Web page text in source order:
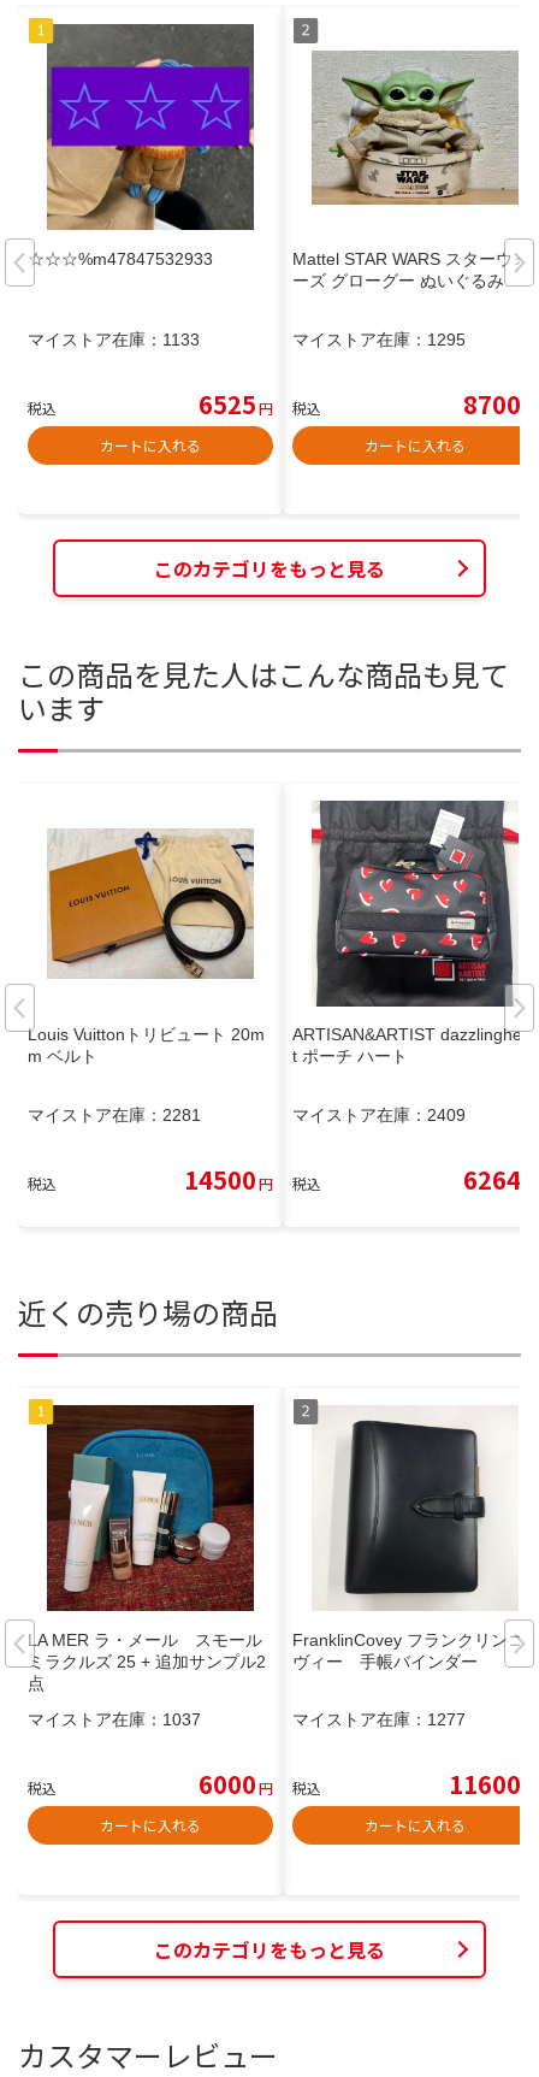
☆☆☆%m47847532933
マイストア在庫： 1133
税込 6525円
カートに入れる
Mattel STAR WARS スターウォ
ーズ グローグー ぬいぐるみ
マイストア在庫： 1295
税込 8700
カートに入れる
このカテゴリをもっと見る
この商品を見た人はこんな商品も見て
います
Louis Vuittonトリビュート 20m
m ベルト
マイストア在庫： 2281
税込 14500円
ARTISAN&ARTIST dazzlinghear
t ポーチ ハート
マイストア在庫： 2409
税込 6264
近くの売り場の商品
LA MER ラ・メール スモール
ミラクルズ 25 + 追加サンプル2
点
マイストア在庫： 1037
税込 6000円
カートに入れる
FranklinCovey フランクリンコ
ヴィー 手帳バインダー
マイストア在庫： 1277
税込 11600
カートに入れる
このカテゴリをもっと見る
カスタマーレビュー